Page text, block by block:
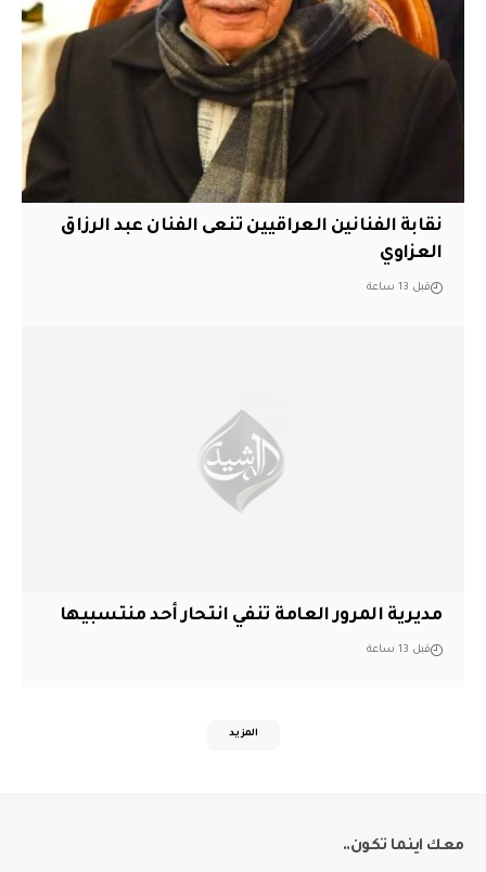
نقابة الفنانين العراقيين تنعى الفنان عبد الرزاق
العزاوي
قبل 13 ساعة
مديرية المرور العامة تنفي انتحار أحد منتسبيها
قبل 13 ساعة
المزيد
معك اينما تكون..